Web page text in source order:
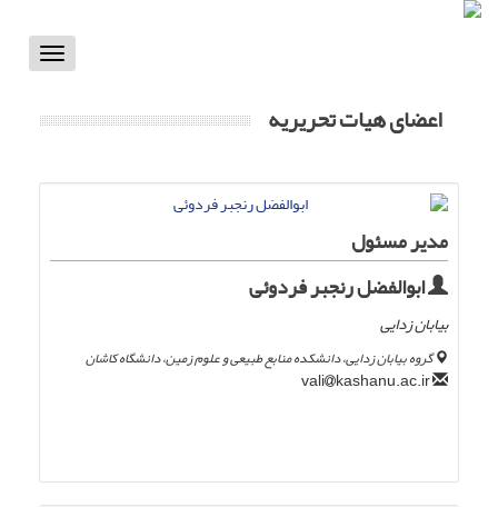
Toggle
اعضای هیات تحریریه
مدیر مسئول
ابوالفضل رنجبر فردوئی
بیابان زدایی
گروه بیابان زدایی، دانشکده منابع طبیعی و علوم زمین، دانشگاه کاشان
kashanu.ac.ir